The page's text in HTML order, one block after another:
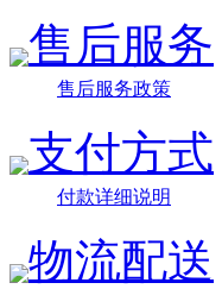
售后服务
售后服务政策
支付方式
付款详细说明
物流配送